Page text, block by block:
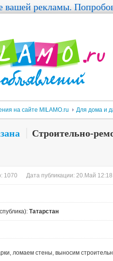
на сайте MILAMO.ru Для дома и
Строительно-
1070 Дата публикации: 20.Май 12:18
Татарстан
ломаем стены, выносим
рекламы.